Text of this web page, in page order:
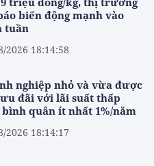
biến động mạnh vào
tuần
2026 18:14:58
nghiệp nhỏ và vừa được
đãi với lãi suất thấp
quân ít nhất 1%/năm
2026 18:14:17